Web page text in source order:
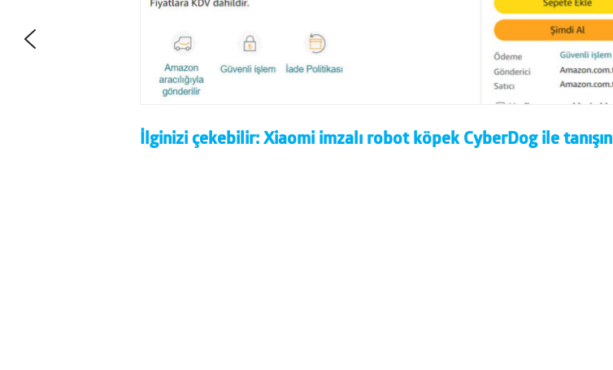
İlginizi çekebilir: Xiaomi imzalı robot köpek CyberDog ile tanışın